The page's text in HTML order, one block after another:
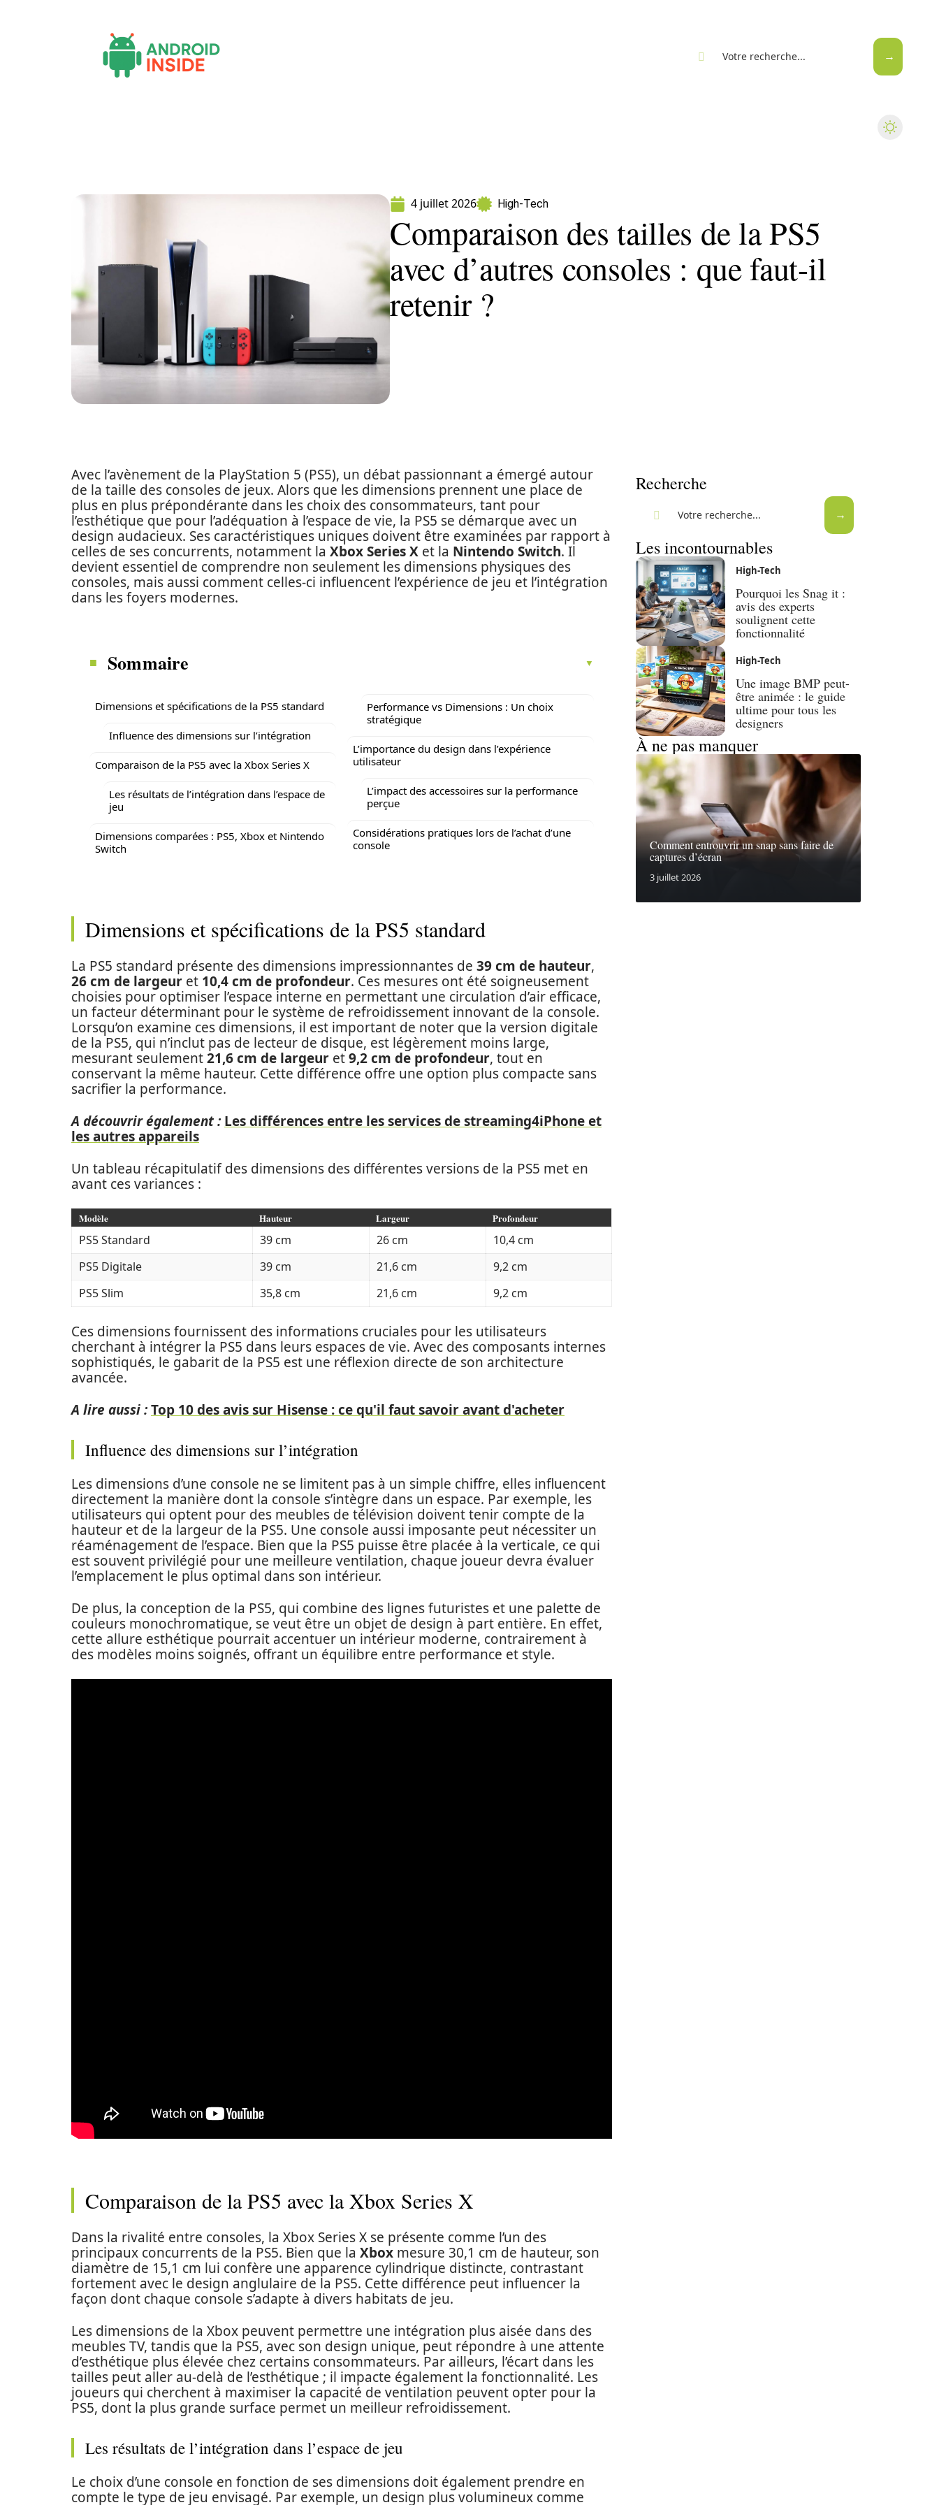
4 juillet 2026 High-Tech
Comparaison des tailles de la PS5
avec d’autres consoles : que faut-il
retenir ?
Avec l’avènement de la PlayStation 5 (PS5), un débat passionnant a émergé autour
de la taille des consoles de jeux. Alors que les dimensions prennent une place de
plus en plus prépondérante dans les choix des consommateurs, tant pour
l’esthétique que pour l’adéquation à l’espace de vie, la PS5 se démarque avec un
design audacieux. Ses caractéristiques uniques doivent être examinées par rapport à
celles de ses concurrents, notamment la Xbox Series X et la Nintendo Switch. Il
devient essentiel de comprendre non seulement les dimensions physiques des
consoles, mais aussi comment celles-ci influencent l’expérience de jeu et l’intégration
dans les foyers modernes.
Sommaire
Dimensions et spécifications de la PS5 standard
Influence des dimensions sur l’intégration
Comparaison de la PS5 avec la Xbox Series X
Les résultats de l’intégration dans l’espace de
jeu
Dimensions comparées : PS5, Xbox et Nintendo
Switch
Performance vs Dimensions : Un choix
stratégique
L’importance du design dans l’expérience
utilisateur
L’impact des accessoires sur la performance
perçue
Considérations pratiques lors de l’achat d’une
console
Dimensions et spécifications de la PS5 standard
La PS5 standard présente des dimensions impressionnantes de 39 cm de hauteur,
26 cm de largeur et 10,4 cm de profondeur. Ces mesures ont été soigneusement
choisies pour optimiser l’espace interne en permettant une circulation d’air efficace,
un facteur déterminant pour le système de refroidissement innovant de la console.
Lorsqu’on examine ces dimensions, il est important de noter que la version digitale
de la PS5, qui n’inclut pas de lecteur de disque, est légèrement moins large,
mesurant seulement21,6 cm de largeur et9,2 cm de profondeur, tout en
conservant la même hauteur. Cette différence offre une option plus compacte sans
sacrifier la performance.
A découvrir également : Les différences entre les services de streaming4iPhone et
les autres appareils
Un tableau récapitulatif des dimensions des différentes versions de la PS5 met en
avant ces variances :
Modèle Hauteur Largeur Profondeur
PS5 Standard 39 cm 26 cm
10,4 cm
PS5 Digitale
39 cm 21,6 cm
9,2 cm
PS5 Slim
35,8 cm 21,6 cm 9,2 cm
Ces dimensions fournissent des informations cruciales pour les utilisateurs
cherchant à intégrer la PS5 dans leurs espaces de vie. Avec des composants internes
sophistiqués, le gabarit de la PS5 est une réflexion directe de son architecture
avancée.
A lire aussi :Top 10 des avis sur Hisense : ce qu'il faut savoir avant d'acheter
Influence des dimensions sur l’intégration
Les dimensions d’une console ne se limitent pas à un simple chiffre, elles influencent
directement la manière dont la console s’intègre dans un espace. Par exemple, les
utilisateurs qui optent pour des meubles de télévision doivent tenir compte de la
hauteur et de la largeur de la PS5. Une console aussi imposante peut nécessiter un
réaménagement de l’espace. Bien que la PS5 puisse être placée à la verticale, ce qui
est souvent privilégié pour une meilleure ventilation, chaque joueur devra évaluer
l’emplacement le plus optimal dans son intérieur.
De plus, la conception de la PS5, qui combine des lignes futuristes et une palette de
couleurs monochromatique, se veut être un objet de design à part entière. En effet,
cette allure esthétique pourrait accentuer un intérieur moderne, contrairement à
des modèles moins soignés, offrant un équilibre entre performance et style.
Comparaison de la PS5 avec la Xbox Series X
Dans la rivalité entre consoles, la Xbox Series X se présente comme l’un des
principaux concurrents de la PS5. Bien que la Xbox mesure 30,1 cm de hauteur, son
diamètre de 15,1 cm lui confère une apparence cylindrique distincte, contrastant
fortement avec le design anglulaire de la PS5. Cette différence peut influencer la
façon dont chaque console s’adapte à divers habitats de jeu.
Les dimensions de la Xbox peuvent permettre une intégration plus aisée dans des
meubles TV, tandis que la PS5, avec son design unique, peut répondre à une attente
d’esthétique plus élevée chez certains consommateurs. Par ailleurs, l’écart dans les
tailles peut aller au-delà de l’esthétique ; il impacte également la fonctionnalité. Les
joueurs qui cherchent à maximiser la capacité de ventilation peuvent opter pour la
PS5, dont la plus grande surface permet un meilleur refroidissement.
Les résultats de l’intégration dans l’espace de jeu
Le choix d’une console en fonction de ses dimensions doit également prendre en
compte le type de jeu envisagé. Par exemple, un design plus volumineux comme
Recherche
Les incontournables
High-Tech
Pourquoi les Snag it :
avis des experts
soulignent cette
fonctionnalité
High-Tech
Une image BMP peut-
être animée : le guide
ultime pour tous les
designers
À ne pas manquer
Comment entrouvrir un snap sans faire de
captures d’écran
3 juillet 2026